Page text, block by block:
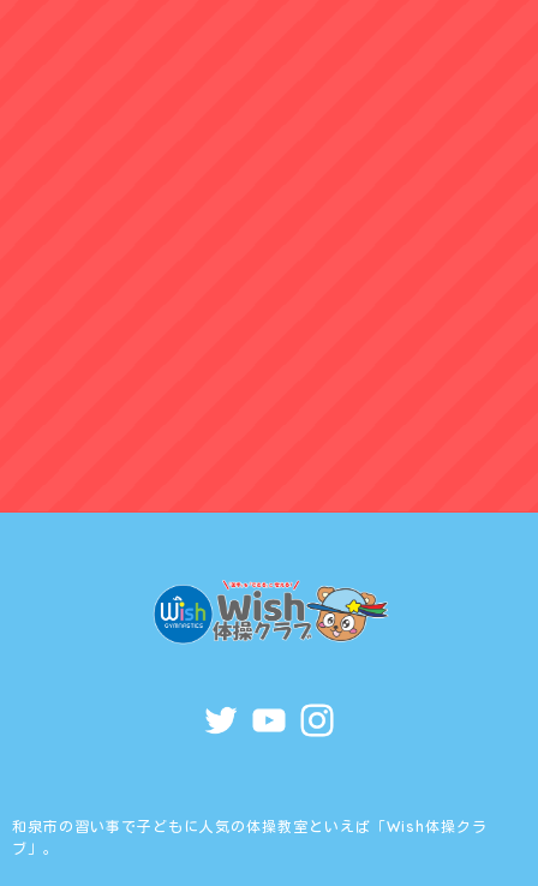
和泉市の習い事で子どもに人気の体操教室といえば「Wish体操クラ
ブ」。